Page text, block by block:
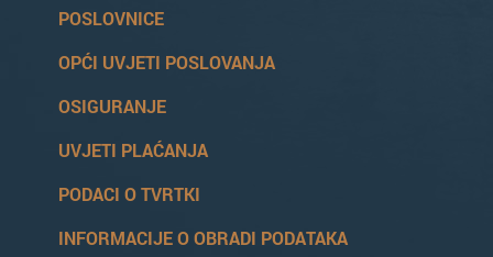
POSLOVNICE
OPĆI UVJETI POSLOVANJA
OSIGURANJE
UVJETI PLAĆANJA
PODACI O TVRTKI
INFORMACIJE O OBRADI PODATAKA